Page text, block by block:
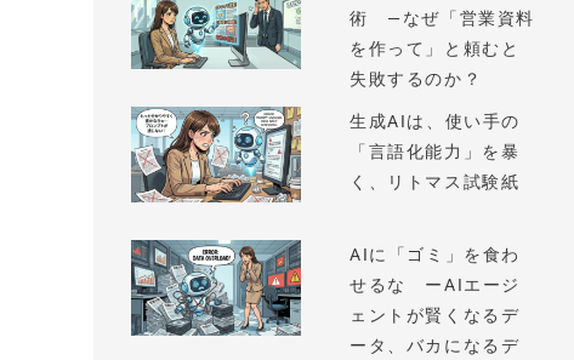
術 —なぜ「営業資料
を作って」と頼むと
失敗するのか？
生成AIは、使い手の
「言語化能力」を暴
く、リトマス試験紙
AIに「ゴミ」を食わ
せるな ーAIエージ
ェントが賢くなるデ
ータ、バカになるデ